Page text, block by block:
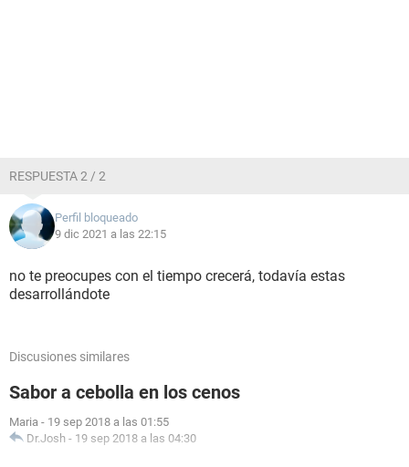
RESPUESTA 2 / 2
Perfil bloqueado
9 dic 2021 a las 22:15
no te preocupes con el tiempo crecerá, todavía estas
desarrollándote
Discusiones similares
Sabor a cebolla en los cenos
Maria - 19 sep 2018 a las 01:55
Dr.Josh - 19 sep 2018 a las 04:30